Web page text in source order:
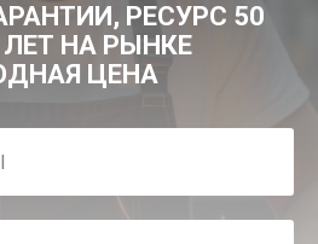
РЕСУРС 50
ЛЕТ НА РЫНКЕ
ЦЕНА